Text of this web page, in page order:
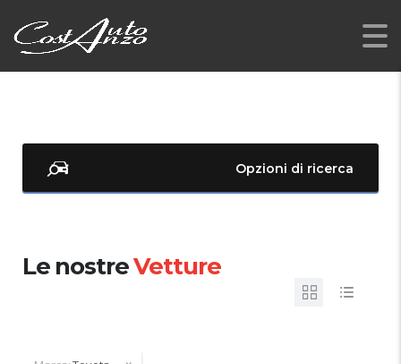
Opzioni di ricerca
Le nostreVetture